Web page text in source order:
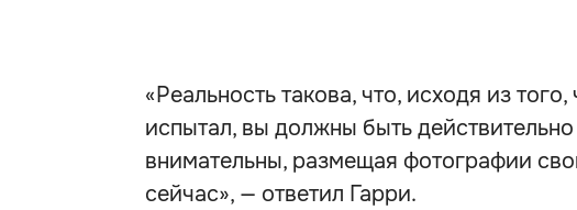
«Реальность такова, что, исходя из
испытал, вы должны быть
внимательны, размещая фотографии
сейчас», — ответил Гарри.